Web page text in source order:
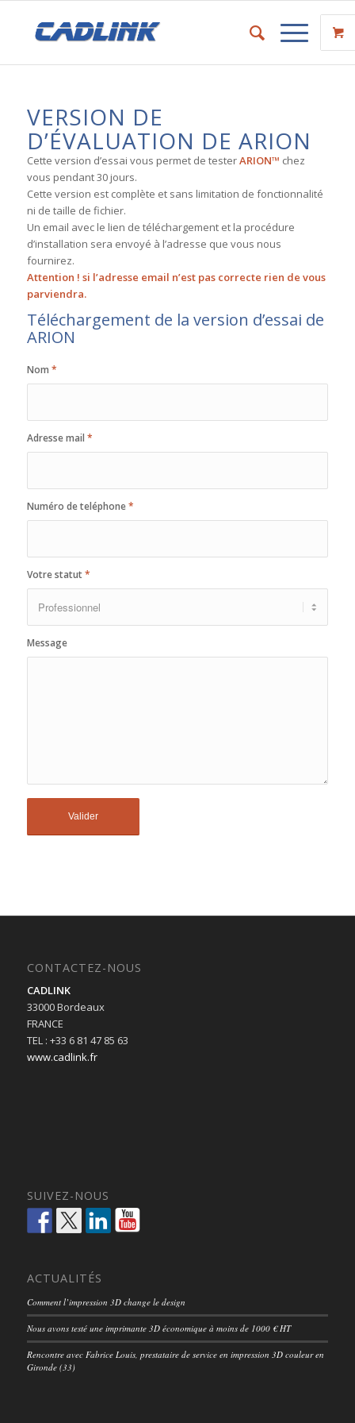
VERSION DE
D’ÉVALUATION DE ARION
Cette version d’essai vous permet de testerARION™ chez
vous pendant 30 jours.
Cette version est complète et sans limitation de fonctionnalité
ni de taille de fichier.
Un email avec le lien de téléchargement et la procédure
d’installation sera envoyé à l’adresse que vous nous
fournirez.
Attention ! si l’adresse email n’est pas correcte rien de vous
parviendra.
Téléchargement de la version d’essai de
ARION
Nom *
Adresse mail *
Numéro de teléphone*
Votre statut*
Message
CONTACTEZ-NOUS
CADLINK
33000 Bordeaux
FRANCE
TEL : +33 6 81 47 85 63
www.cadlink.fr
SUIVEZ-NOUS
ACTUALITÉS
Comment l’impression 3D change le design
Nous avons testé une imprimante 3D économique à moins de 1000 € HT
Rencontre avec Fabrice Louis, prestataire de service en impression 3D couleur en
Gironde (33)